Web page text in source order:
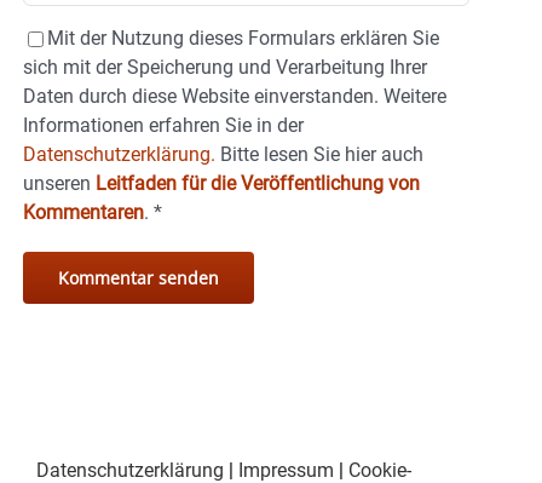
Mit der Nutzung dieses Formulars erklären Sie
sich mit der Speicherung und Verarbeitung Ihrer
Daten durch diese Website einverstanden. Weitere
Informationen erfahren Sie in der
Datenschutzerklärung. Bitte lesen Sie hier auch
unseren Leitfaden für die Veröffentlichung von
Kommentaren. *
Datenschutzerklärung | Impressum | Cookie-